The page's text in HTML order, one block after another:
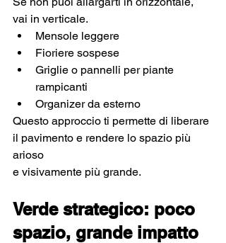
vai in verticale.
Mensole leggere
Fioriere sospese
Griglie o pannelli per piante
rampicanti
Organizer da esterno
Questo approccio ti permette di liberare
il pavimento e rendere lo spazio più
arioso
e visivamente più grande.
Verde strategico: poco
spazio, grande impatto